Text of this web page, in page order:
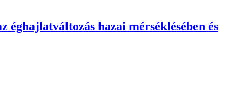
éghajlatváltozás hazai mérséklésében és